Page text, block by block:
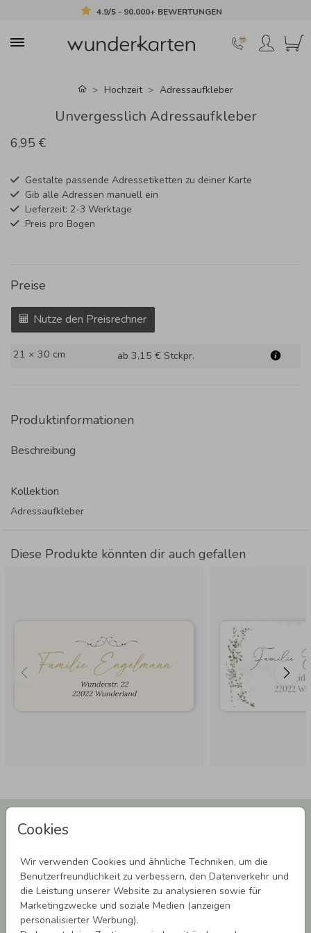
4.9/5 - 90.000+ BEWERTUNGEN
Cookies
Wir verwenden Cookies und ähnliche Techniken, um die
Benutzerfreundlichkeit zu verbessern, den Datenverkehr und
die Leistung unserer Website zu analysieren sowie für
Marketingzwecke und soziale Medien (anzeigen
personalisierter Werbung).
Hochzeit Adressaufkleber
Unvergesslich Adressaufkleber
6,95 €
Gestalte passende Adressetiketten zu deiner Karte
Gib alle Adressen manuell ein
Lieferzeit: 2-3 Werktage
Preis pro Bogen
Preise
Nutze den Preisrechner
21 × 30 cm ab 3,15 € Stckpr.
Produktinformationen
Beschreibung
Kollektion
Adressaufkleber
Diese Produkte könnten dir auch gefallen
sichern!
Laufenden.